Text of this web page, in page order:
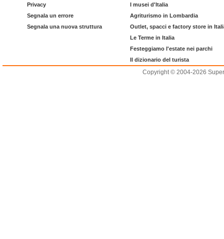
Privacy
Segnala un errore
Segnala una nuova struttura
I musei d'Italia
Agriturismo in Lombardia
Outlet, spacci e factory store in
Le Terme in Italia
Festeggiamo l'estate nei parchi
Il dizionario del turista
Copyright © 2004-2026